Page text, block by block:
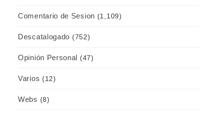
Comentario de Sesion (1,109)
Descatalogado (752)
Opinión Personal (47)
Varios (12)
Webs (8)